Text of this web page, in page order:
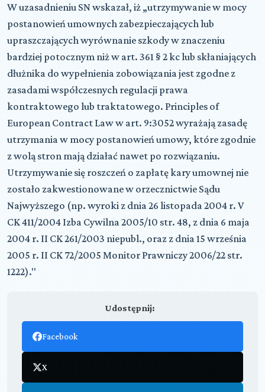
W uzasadnieniu SN wskazał, iż „utrzymywanie w mocy
postanowień umownych zabezpieczających lub
upraszczających wyrównanie szkody w znaczeniu
bardziej potocznym niż w art. 361 § 2 kc lub skłaniających
dłużnika do wypełnienia zobowiązania jest zgodne z
zasadami współczesnych regulacji prawa
kontraktowego lub traktatowego. Principles of
European Contract Law w art. 9:3052 wyrażają zasadę
utrzymania w mocy postanowień umowy, które zgodnie
z wolą stron mają działać nawet po rozwiązaniu.
Utrzymywanie się roszczeń o zapłatę kary umownej nie
zostało zakwestionowane w orzecznictwie Sądu
Najwyższego (np. wyroki z dnia 26 listopada 2004 r. V
CK 411/2004 Izba Cywilna 2005/10 str. 48, z dnia 6 maja
2004 r. II CK 261/2003 niepubl., oraz z dnia 15 września
2005 r. II CK 72/2005 Monitor Prawniczy 2006/22 str.
1222)."
Udostępnij:
Facebook
X